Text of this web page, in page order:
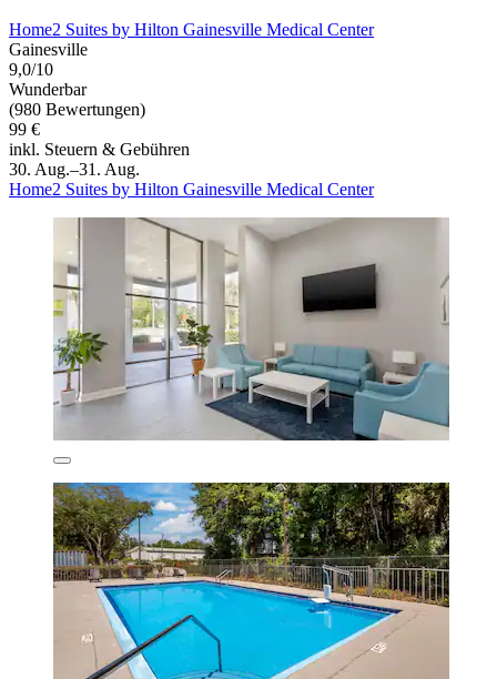
Home2 Suites by Hilton Gainesville Medical Center
Gainesville
9,0/10
Wunderbar
(980 Bewertungen)
99 €
inkl. Steuern & Gebühren
30. Aug.–31. Aug.
Home2 Suites by Hilton Gainesville Medical Center